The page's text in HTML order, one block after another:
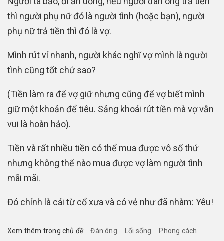
thì người phụ nữ đó là người tình (hoặc bạn), người
phụ nữ trả tiền thì đó là vợ.
Mình rút ví nhanh, người khác nghĩ vợ mình là người
tình cũng tốt chứ sao?
(Tiền làm ra để vợ giữ nhưng cũng để vợ biết mình
giữ một khoản để tiêu. Sảng khoái rút tiền mà vợ vẫn
vui là hoàn hảo).
Tiền và rất nhiều tiền có thể mua được vô số thứ
nhưng không thể nào mua được vợ làm người tình
mãi mãi.
Đó chính là cái từ cổ xưa và có vẻ như đã nhàm: Yêu!
Xem thêm trong chủ đề: Đàn ông Lối sống
Phong cách